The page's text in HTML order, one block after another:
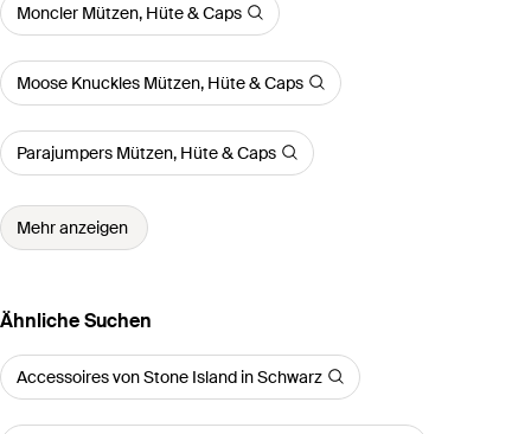
Moncler Mützen, Hüte & Caps
Moose Knuckles Mützen, Hüte & Caps
Parajumpers Mützen, Hüte & Caps
Mehr anzeigen
Ähnliche Suchen
Accessoires von Stone Island in Schwarz